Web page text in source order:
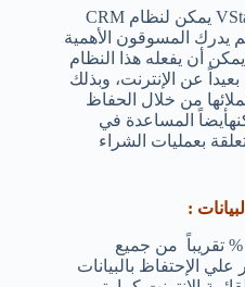
وفقاً لما ذكرته شركه VStacks Infotech يمكن لنظام CRM
العملاء بنسبة 27 % ولم يدرك المسوقون الأهمية
أن يفعله هذا النظام
عن الإنترنت، وبذلك
من خلال الحفاظ
المساعدة في
بعمليات الشراء
وفقاً لتقرير مايكروسوفت، فإن 50 % تقريباً من جميع
الإحتفاظ بالبيانات